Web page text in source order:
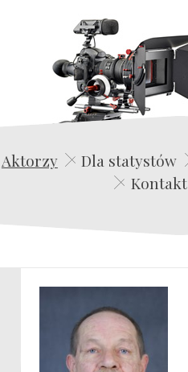
Aktorzy Dla statystów
Kontakt